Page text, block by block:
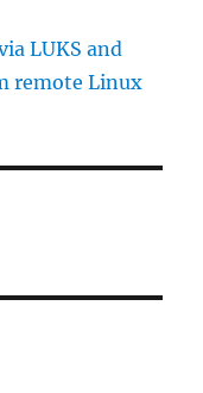
LUKS and
remote Linux